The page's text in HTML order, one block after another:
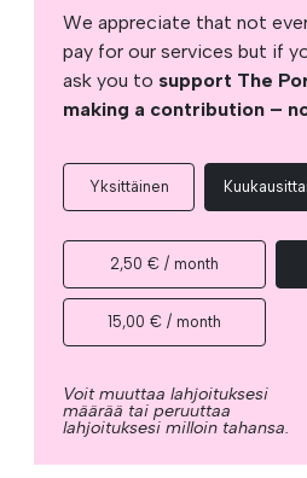
We appreciate that not
pay for our services but if
ask you to support The
making a contribution –
Yksittäinen
2,50 € / month
15,00 € / month
Voit muuttaa lahjoituksesi
määrää tai peruuttaa
lahjoituksesi milloin tahansa.